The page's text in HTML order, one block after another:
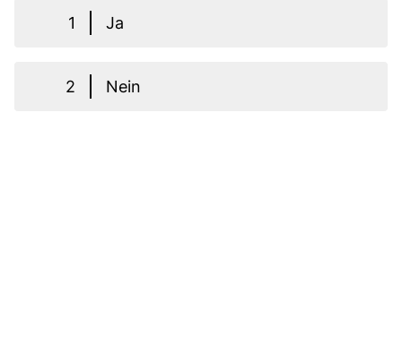
1 Ja
2 Nein